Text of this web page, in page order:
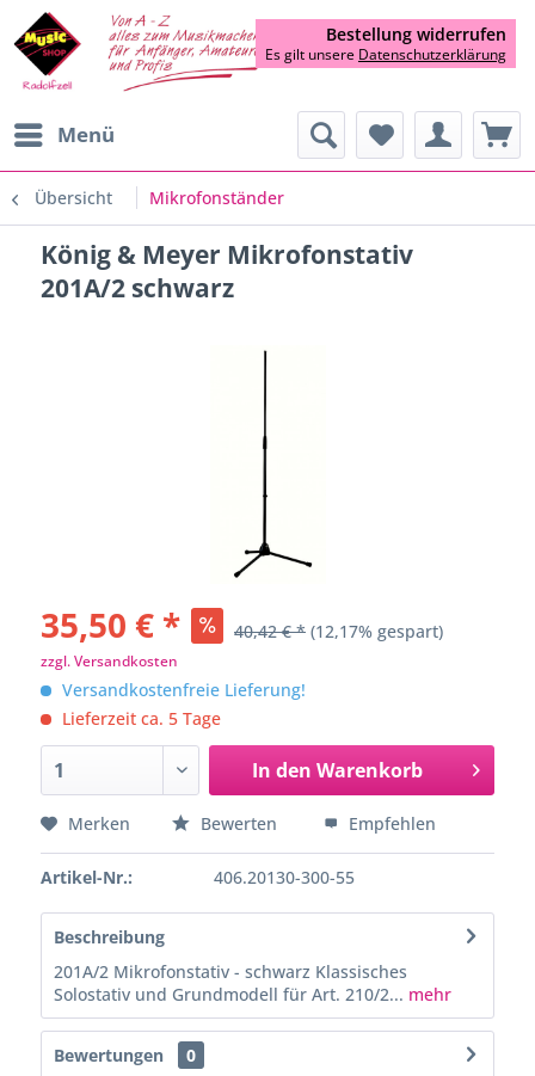
Menü
Übersicht Mikrofonständer
König & Meyer Mikrofonstativ
201A/2 schwarz
35,50 € * 40,42 € * (12,17% gespart)
zzgl. Versandkosten
Versandkostenfreie Lieferung!
Lieferzeit ca. 5 Tage
In den Warenkorb
Merken Bewerten Empfehlen
Artikel-Nr.: 406.20130-300-55
Beschreibung
201A/2 Mikrofonstativ - schwarz Klassisches
Solostativ und Grundmodell für Art. 210/2... mehr
Bewertungen
0
Bestellung widerrufen
Es gilt unsere Datenschutzerklärung